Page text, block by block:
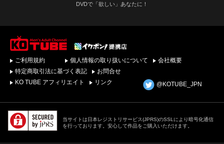
DVDで「欲しい」あなたに！
単ダウンロード！ゲイ
動画配信サイトKO
TUBEトップページへ
ご利用規約 個人情報の取り扱いについて
会社概要
特定商取引法に基づく表記
お問合せ
KO TUBE アフィリエイト
リンク @KOTUBE_JPN
当サイトは日本レジストリサービス(JPRS)のSSLにより暗号化通信
を行っております。安心して作品をご購入いただけます。